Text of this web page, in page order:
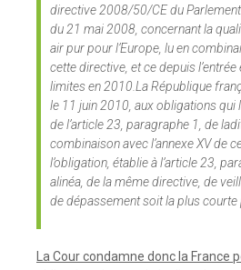
directive 2008/50/CE du
du 21 mai 2008, concernant la
air pur pour l’Europe, lu en
cette directive, et ce depuis
limites en 2010.La République
le 11 juin 2010, aux obligations qui
de l’article 23, paragraphe 1, de
combinaison avec l’annexe XV de
l’obligation, établie à l’article 23,
alinéa, de la même directive, de
de dépassement soit la plus courte
La Cour condamne donc la France